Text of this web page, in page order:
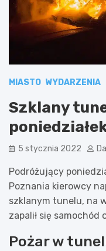
MIASTO WYDARZENIA
Szklany
5 stycznia 2022
Podróżujący
Poznania kierowcy
szklanym tunelu, na
zapalił się samochód
Pożar w